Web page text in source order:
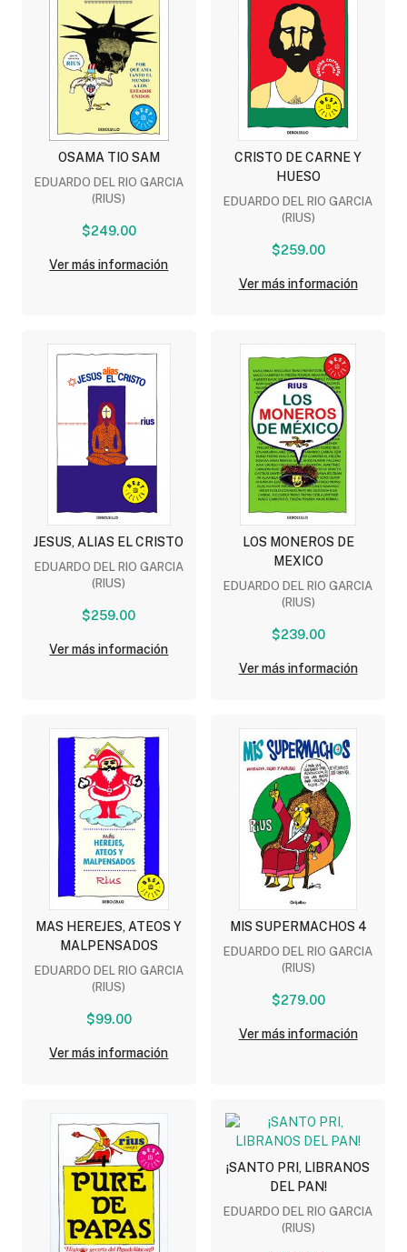
OSAMA TIO SAM
EDUARDO DEL RIO GARCIA
(RIUS)
$249.00
Ver más información
CRISTO DE CARNE Y
HUESO
EDUARDO DEL RIO GARCIA
(RIUS)
$259.00
Ver más información
JESUS, ALIAS EL CRISTO
EDUARDO DEL RIO GARCIA
(RIUS)
$259.00
Ver más información
LOS MONEROS DE
MEXICO
EDUARDO DEL RIO GARCIA
(RIUS)
$239.00
Ver más información
MAS HEREJES, ATEOS Y
MALPENSADOS
EDUARDO DEL RIO GARCIA
(RIUS)
$99.00
Ver más información
MIS SUPERMACHOS 4
EDUARDO DEL RIO GARCIA
(RIUS)
$279.00
Ver más información
¡SANTO PRI, LIBRANOS
DEL PAN!
EDUARDO DEL RIO GARCIA
(RIUS)